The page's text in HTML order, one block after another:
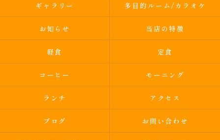
ギャラリー 多目的ルーム/カラオケ
お知らせ 当店の特徴
軽食 定食
コーヒー モーニング
ランチ アクセス
ブログ お問い合わせ